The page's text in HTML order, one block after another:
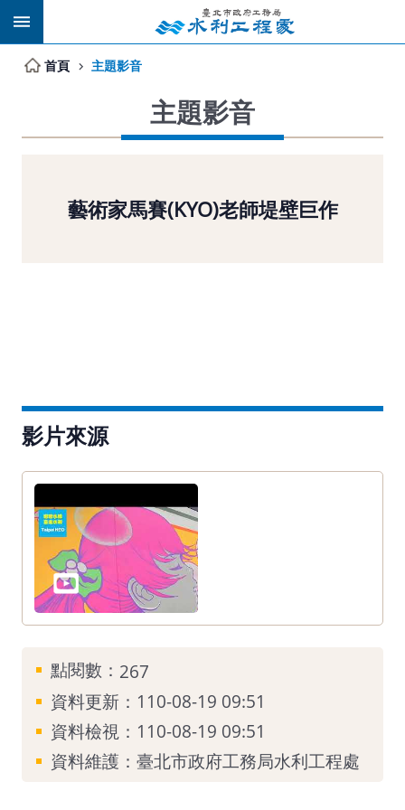
跳到主要內容區塊
首頁 主題影音
主題影音
藝術家馬賽(KYO)老師堤壁巨作
影片來源
點閱數： 267
資料更新：110-08-19 09:51
資料檢視：110-08-19 09:51
資料維護：臺北市政府工務局水利工程處